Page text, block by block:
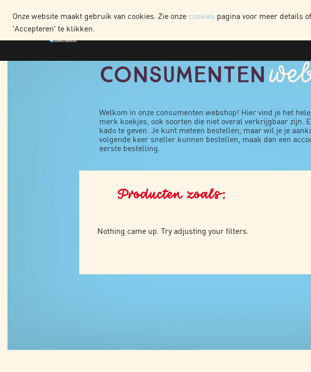
Consumenten
Welkom in onze consumenten webshop! Hier vind je het
merk koekjes, ook soorten die niet overal verkrijgbaar zijn.
kado te geven. Je kunt meteen bestellen, maar wil je je
volgende keer sneller kunnen bestellen, maak dan een
eerste bestelling.
Producten zoals:
Nothing came up. Try adjusting your filters.
Onze website maakt gebruik van cookies. Zie onze cookies pagina voor meer details
'Accepteren' te klikken.